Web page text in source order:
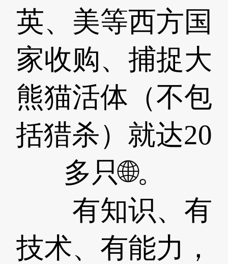
英、美等西方国
家收购、捕捉大
熊猫活体（不包
括猎杀）就达20
多只🌐。
有知识、有
技术、有能力，